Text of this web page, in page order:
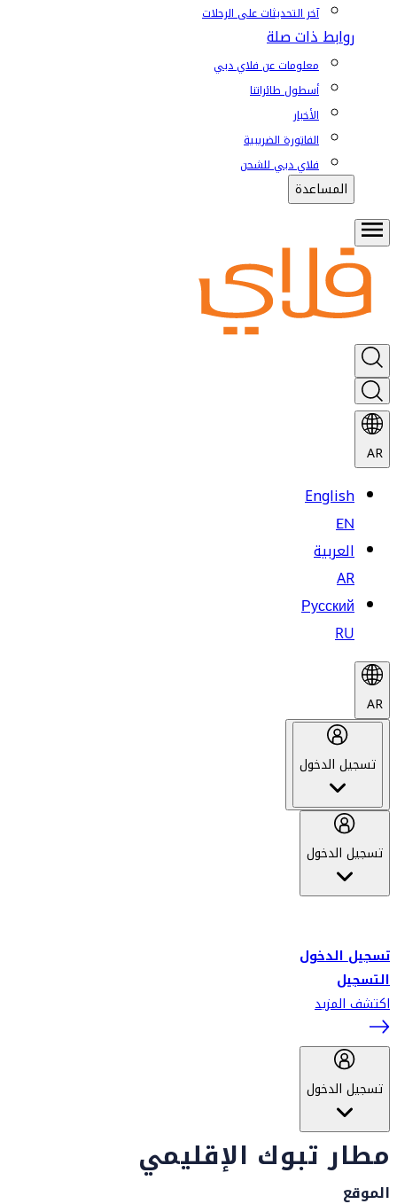
آخر التحديثات على الرحلات
روابط ذات صلة
معلومات عن فلاي دبي
أسطول طائراتنا
الأخبار
الفاتورة الضريبية
فلاي دبي للشحن
المساعدة
AR
English
EN
العربية
AR
Русский
RU
AR
تسجيل الدخول
تسجيل الدخول
تسجيل الدخول
التسجيل
اكتشف المزيد
تسجيل الدخول
مطار تبوك الإقليمي
الموقع